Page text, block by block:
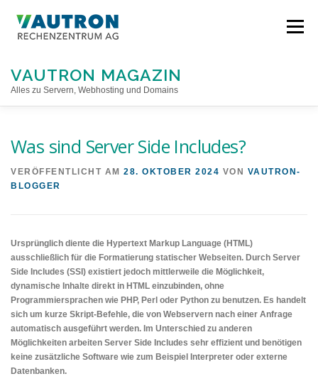
Inhalt
VAUTRON MAGAZIN
Alles zu Servern, Webhosting und Domains
Menü
Was sind Server Side Includes?
VERÖFFENTLICHT AM 28. OKTOBER 2024 VON VAUTRON-
BLOGGER
Ursprünglich diente die Hypertext Markup Language (HTML)
ausschließlich für die Formatierung statischer Webseiten. Durch Server
Side Includes (SSI) existiert jedoch mittlerweile die Möglichkeit,
dynamische Inhalte direkt in HTML einzubinden, ohne
Programmiersprachen wie PHP, Perl oder Python zu benutzen. Es handelt
sich um kurze Skript-Befehle, die von Webservern nach einer Anfrage
automatisch ausgeführt werden. Im Unterschied zu anderen
Möglichkeiten arbeiten Server Side Includes sehr effizient und benötigen
keine zusätzliche Software wie zum Beispiel Interpreter oder externe
Datenbanken.